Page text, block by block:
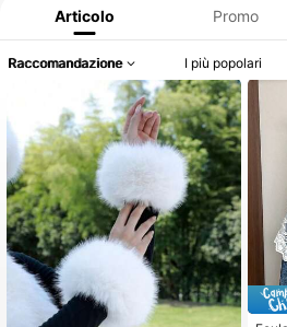
Articolo Promo
Raccomandazione I più popolari